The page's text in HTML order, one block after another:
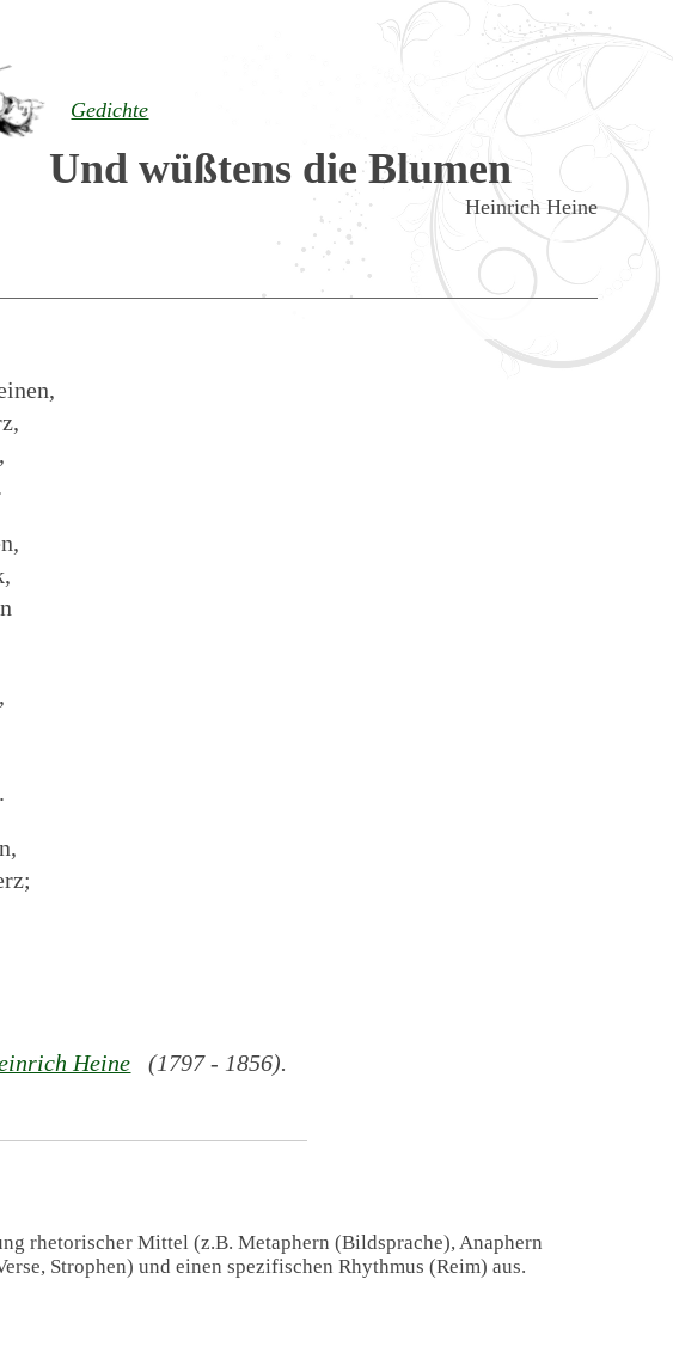
Gedichte
Und wüßtens die Blumen
Heinrich Heine
Heine (1797 - 1856).
rhetorischer Mittel (z.B. Metaphern (Bildsprache), Anaphern
Strophen) und einen spezifischen Rhythmus (Reim) aus.